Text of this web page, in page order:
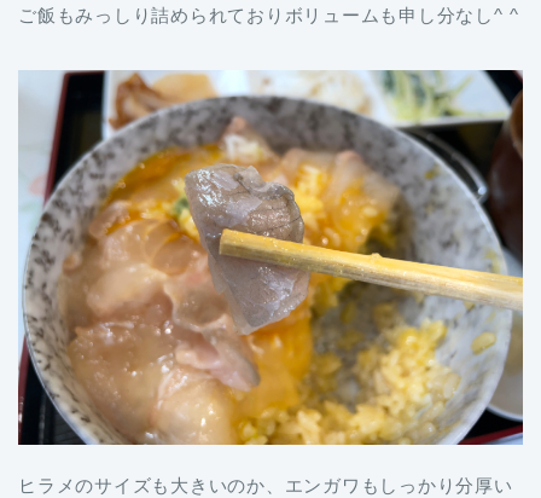
ご飯もみっしり詰められておりボリュームも申し分なし^ ^
ヒラメのサイズも大きいのか、エンガワもしっかり分厚い